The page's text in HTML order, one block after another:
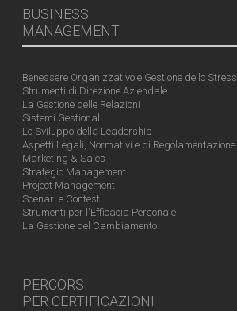
BUSINESS
MANAGEMENT
Benessere Organizzativo e Gestione dello Stress
Strumenti di Direzione Aziendale
La Gestione delle Relazioni
Sistemi Gestionali
Lo Sviluppo della Leadership
Aspetti Legali, Normativi e di Regolamentazione
Marketing & Sales
Strategic Management
Project Management
Scenari e Contesti
Strumenti per l'Efficacia Personale
La Gestione del Cambiamento
PERCORSI
PER CERTIFICAZIONI